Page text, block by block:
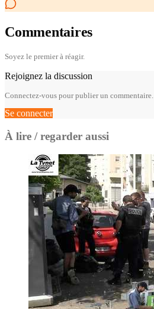
Commentaires
Soyez le premier à réagir.
Rejoignez la discussion
Connectez-vous pour publier un commentaire.
Se connecter
À lire / regarder aussi